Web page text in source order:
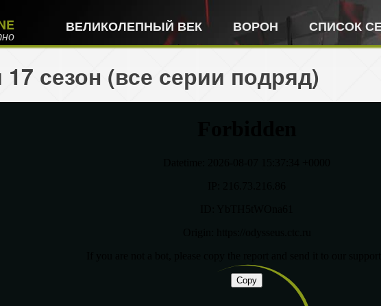
ВЕЛИКОЛЕПНЫЙ ВЕК ВОРОН СПИСОК
сезон (все серии подряд)